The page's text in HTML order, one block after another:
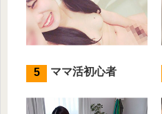
ママ活初心者